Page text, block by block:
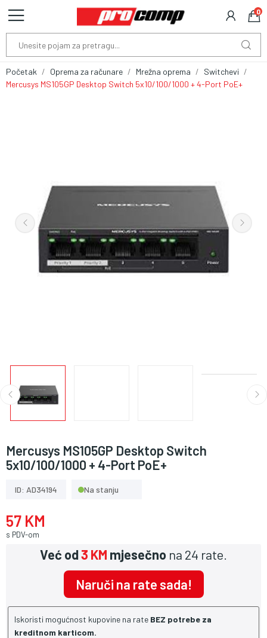
0
Početak Oprema za računare Mrežna oprema
Switchevi
Mercusys MS105GP Desktop Switch 5x10/100/1000 + 4-Port PoE+
Mercusys MS105GP Desktop Switch
5x10/100/1000 + 4-Port PoE+
ID: AD34194 Na stanju
57 KM
s PDV-om
Već od3 KM mjesečno na 24 rate.
Naruči na rate sada!
Iskoristi mogućnost kupovine na rate BEZ potrebe za
kreditnom karticom.